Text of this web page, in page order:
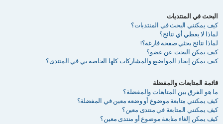
البحث في المنتديات
كيف يمكنني البحث في المنتديات؟
لماذا لا يعطي أي نتائج؟
لماذا نتائج بحثي صفحة فارغة؟!
كيف يمكن البحث عن عضو؟
كيف يمكن إيجاد المواضيع والمشاركات كلها الخاصة بي في المنتدى؟
قائمة المتابعات والمفضلة
ما هو الفرق بين المتابعات والمفضلة؟
كيف يمكنني متابعة موضوع أو وضعه معين في المفضلة؟
كيف يمكنني المتابعة في منتدى معين؟
كيف يمكن إلغاء متابعة موضوع أو منتدى معين؟